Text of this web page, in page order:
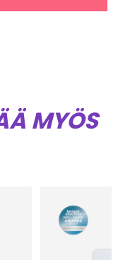
MYÖS